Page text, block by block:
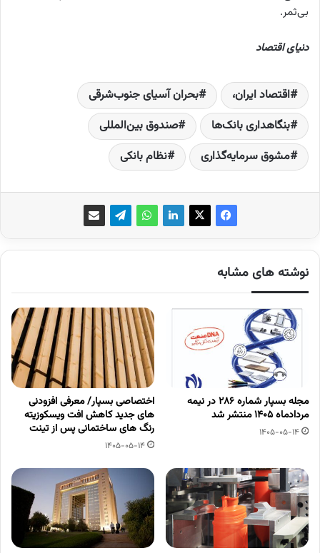
بی‌‌‌‌‌ثمر.
دنیای اقتصاد
اقتصاد ایران،
بحران آسیای جنوب‌‌‌‌‌شرقی
بنگاهداری بانک‌ها
صندوق بین‌المللی
مشوق سرمایه‌گذاری
نظام بانکی
نوشته های مشابه
مجله بسپار شماره 286 در نیمه
مردادماه 1405 منتشر شد
1405-05-14
اختصاصی بسپار/ معرفی افزودنی
های جدید کاهش افت ویسکوزیته
رنگ های ساختمانی پس از تینت
1405-05-14